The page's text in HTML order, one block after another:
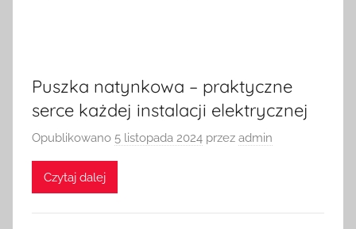
Puszka natynkowa – praktyczne
serce każdej instalacji elektrycznej
Opublikowano 5 listopada 2024 przez admin
Czytaj dalej